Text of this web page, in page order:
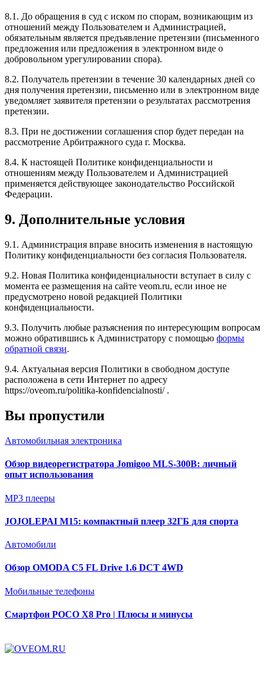
8.1. До обращения в суд с иском по спорам, возникающим из
отношений между Пользователем и Администрацией,
обязательным является предъявление претензии (письменного
предложения или предложения в электронном виде о
добровольном урегулировании спора).
8.2. Получатель претензии в течение 30 календарных дней со
дня получения претензии, письменно или в электронном виде
уведомляет заявителя претензии о результатах рассмотрения
претензии.
8.3. При не достижении соглашения спор будет передан на
рассмотрение Арбитражного суда г. Москва.
8.4. К настоящей Политике конфиденциальности и
отношениям между Пользователем и Администрацией
применяется действующее законодательство Российской
Федерации.
9. Дополнительные условия
9.1. Администрация вправе вносить изменения в настоящую
Политику конфиденциальности без согласия Пользователя.
9.2. Новая Политика конфиденциальности вступает в силу с
момента ее размещения на сайте veom.ru, если иное не
предусмотрено новой редакцией Политики
конфиденциальности.
9.3. Получить любые разъяснения по интересующим вопросам
можно обратившись к Администратору с помощью формы
обратной связи.
9.4. Актуальная версия Политики в свободном доступе
расположена в сети Интернет по адресу
https://oveom.ru/politika-konfidencialnosti/ .
Вы пропустили
Автомобильная электроника
Обзор видеорегистратора Jomigoo MLS-300B: личный
опыт использования
MP3 плееры
JOJOLEPAI M15: компактный плеер 32ГБ для спорта
Автомобили
Обзор OMODA C5 FL Drive 1.6 DCT 4WD
Мобильные телефоны
Смартфон POCO X8 Pro | Плюсы и минусы